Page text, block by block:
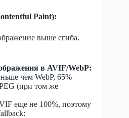
Paint):
выше сгиба.
в AVIF/WebP:
чем WebP, 65%
(при том же
еще не 100%, поэтому